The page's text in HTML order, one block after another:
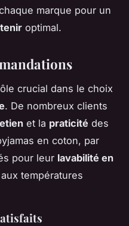
marque pour un
optimal.
crucial dans le choix
. De nombreux clients
et la praticité des
en coton, par
pour leur lavabilité en
températures